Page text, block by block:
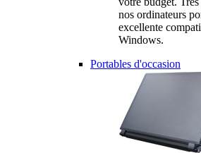
nos ordinateurs
excellente
Windows.
Portables d'occasion